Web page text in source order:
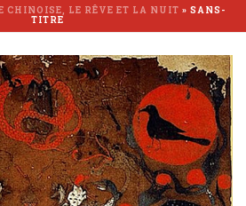
CHINOISE, LE RÊVE ET LA NUIT » SANS-
TITRE